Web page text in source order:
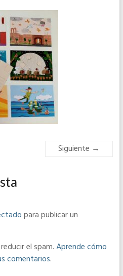
Siguiente →
para publicar un
el spam.Aprende cómo
comentarios.